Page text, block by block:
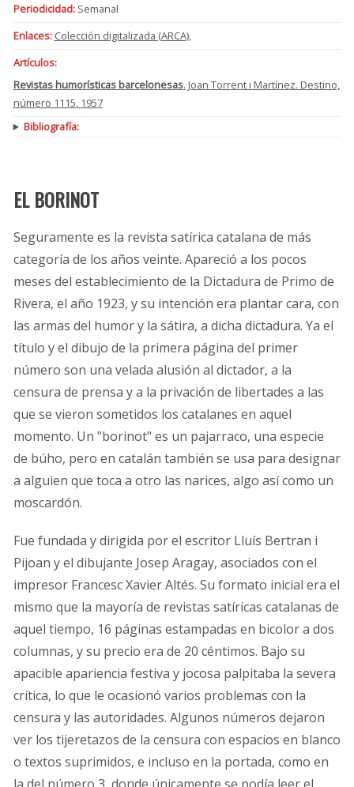
Periodicidad:Semanal
Enlaces: Colección digitalizada (ARCA),
Artículos:
Revistas humorísticas barcelonesas. Joan Torrent i Martínez. Destino,
número 1115. 1957
Bibliografía:
EL BORINOT
Seguramente es la revista satírica catalana de más
categoría de los años veinte. Apareció a los pocos
meses del establecimiento de la Dictadura de Primo de
Rivera, el año 1923, y su intención era plantar cara, con
las armas del humor y la sátira, a dicha dictadura. Ya el
título y el dibujo de la primera página del primer
número son una velada alusión al dictador, a la
censura de prensa y a la privación de libertades a las
que se vieron sometidos los catalanes en aquel
momento. Un "borinot" es un pajarraco, una especie
de búho, pero en catalán también se usa para designar
a alguien que toca a otro las narices, algo así como un
moscardón.
Fue fundada y dirigida por el escritor Lluís Bertran i
Pijoan y el dibujante Josep Aragay, asociados con el
impresor Francesc Xavier Altés. Su formato inicial era el
mismo que la mayoría de revistas satíricas catalanas de
aquel tiempo, 16 páginas estampadas en bicolor a dos
columnas, y su precio era de 20 céntimos. Bajo su
apacible apariencia festiva y jocosa palpitaba la severa
crítica, lo que le ocasionó varios problemas con la
censura y las autoridades. Algunos números dejaron
ver los tijeretazos de la censura con espacios en blanco
o textos suprimidos, e incluso en la portada, como en